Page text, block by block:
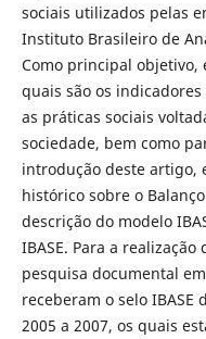
sociais utilizados pelas
Instituto Brasileiro de
Como principal
quais são os
as práticas sociais
sociedade, bem como
introdução deste artigo,
histórico sobre o
descrição do modelo
IBASE. Para a
pesquisa documental
receberam o selo
2005 a 2007, os quais